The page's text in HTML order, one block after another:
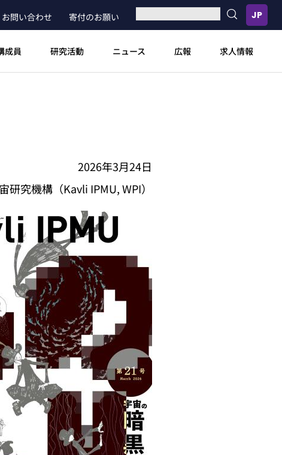
お問い合わせ 寄付のお願い
成員 研究活動 ニュース 広報 求人情報
2026年3月24日
究機構（Kavli IPMU, WPI）